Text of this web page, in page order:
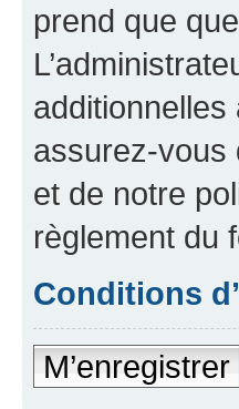
prend que
assurez-vous
et de notre
règlement du
Conditions
M’enregistrer